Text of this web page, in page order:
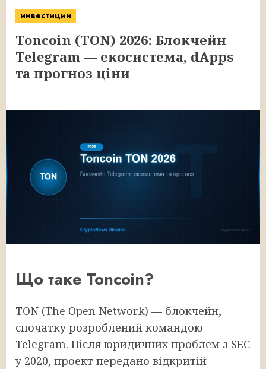
инвестиции
Toncoin (TON) 2026: Блокчейн
Telegram — екосистема, dApps
та прогноз ціни
Що таке Toncoin?
TON (The Open Network) — блокчейн,
спочатку розроблений командою
Telegram. Після юридичних проблем з SEC
у 2020, проект передано відкритій